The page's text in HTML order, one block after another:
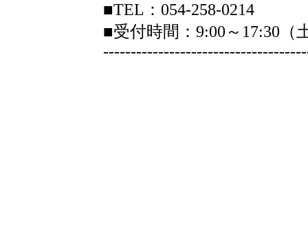
■TEL：054-258-0214
■受付時間：9:00～17:30（